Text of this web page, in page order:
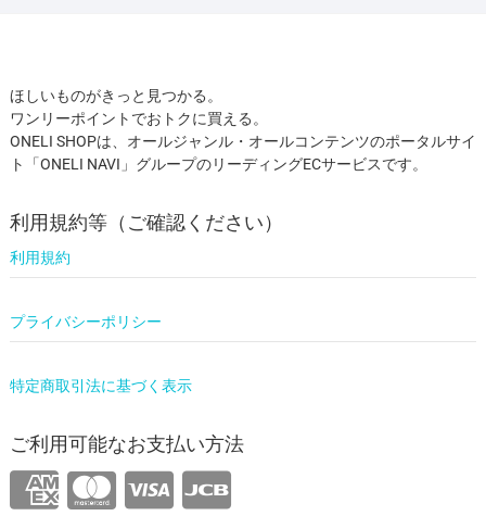
ほしいものがきっと見つかる。
ワンリーポイントでおトクに買える。
ONELI SHOPは、オールジャンル・オールコンテンツのポータルサイ
ト「ONELI NAVI」グループのリーディングECサービスです。
利用規約等（ご確認ください）
利用規約
プライバシーポリシー
特定商取引法に基づく表示
ご利用可能なお支払い方法